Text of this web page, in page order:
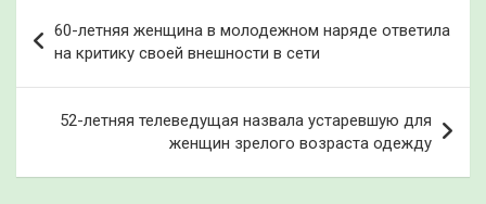
по
записям
60-летняя женщина в молодежном наряде ответила
на критику своей внешности в сети
52-летняя телеведущая назвала устаревшую для
женщин зрелого возраста одежду